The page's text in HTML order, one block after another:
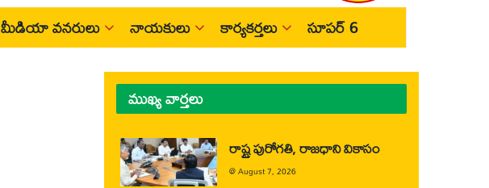
మీడియా వనరులు నాయకులు కార్యకర్తలు సూపర్ 6
ముఖ్య వార్తలు
రాష్ట్ర పురోగతి, రాజధాని వికాసం
@August 7, 2026